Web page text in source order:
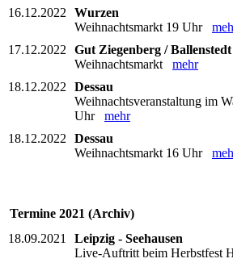
16.12.2022
Wurzen
Weihnachtsmarkt 19 Uhr
17.12.2022
Gut Ziegenberg / Ballenstedt
Weihnachtsmarkt mehr
18.12.2022
Dessau
Weihnachtsveranstaltung im
Uhr mehr
18.12.2022
Dessau
Weihnachtsmarkt 16 Uhr
Termine 2021 (Archiv)
18.09.2021
Leipzig - Seehausen
Live-Auftritt beim Herbstfest